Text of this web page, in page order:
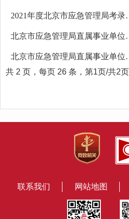
2021年度北京
北京市应急管理局
北京市应急管理局
共 2 页，每页 26 条，第1页/共2页
联系我们 网站地图